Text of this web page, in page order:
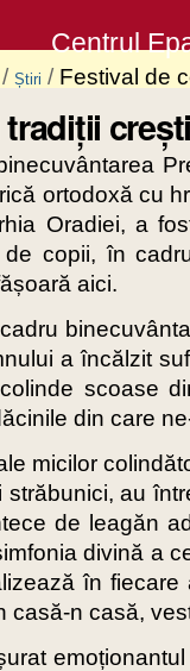
Centrul
/ Știri / Festival de
ortodoxă cu
Oradiei, a
de copii, în
aici.
a încălzit
scoase
din care
micilor
au
de leagăn
divină a
în
casă-n casă,